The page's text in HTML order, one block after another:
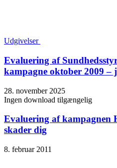
Udgivelser
Evaluering af
kampagne oktober 2009 –
28. november 2025
Ingen download tilgængelig
Evaluering af kampagnen
skader dig
8. februar 2011